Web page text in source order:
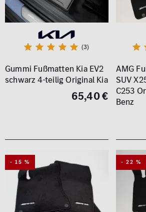
(3)
Gummi Fußmatten Kia EV2
schwarz 4-teilig Original Kia
65,40 €
AMG
SUV
C253
Benz
- 15 % - 22 %